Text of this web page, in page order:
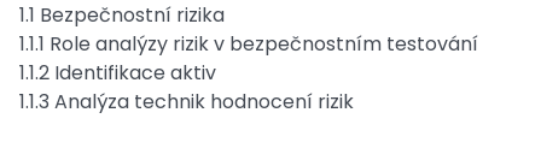
1.1 Bezpečnostní rizika
1.1.1 Role analýzy rizik v bezpečnostním testování
1.1.2 Identifikace aktiv
1.1.3 Analýza technik hodnocení rizik